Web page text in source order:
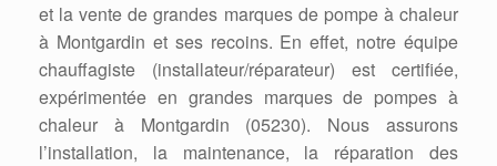
et la vente de grandes marques de pompe à chaleur
à Montgardin et ses recoins. En effet, notre équipe
chauffagiste (installateur/réparateur) est certifiée,
expérimentée en grandes marques de pompes à
chaleur à Montgardin (05230). Nous assurons
l’installation, la maintenance, la réparation des